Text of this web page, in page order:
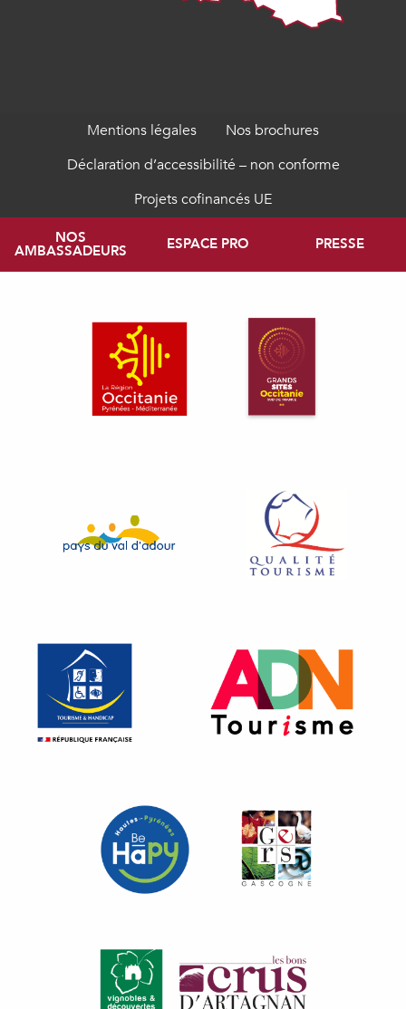
Mentions légales
Nos brochures
Déclaration d’accessibilité – non conforme
Projets cofinancés UE
NOS
AMBASSADEURS ESPACE PRO PRESSE